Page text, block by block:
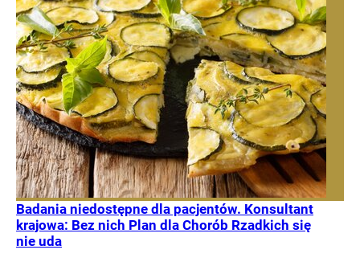
Badania niedostępne dla pacjentów. Konsultant
krajowa: Bez nich Plan dla Chorób Rzadkich się
nie uda